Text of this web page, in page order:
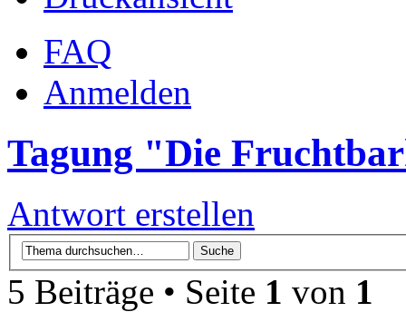
FAQ
Anmelden
Tagung "Die
Antwort erstellen
5 Beiträge • Seite 1 von 1